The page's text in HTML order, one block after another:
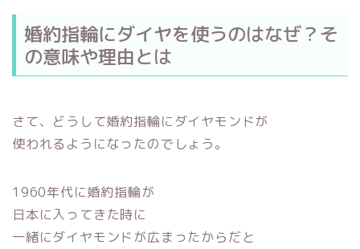
婚約指輪にダイヤを使うのはなぜ？そ
の意味や理由とは
さて、どうして婚約指輪にダイヤモンドが
使われるようになったのでしょう。
1960年代に婚約指輪が
日本に入ってきた時に
一緒にダイヤモンドが広まったからだと